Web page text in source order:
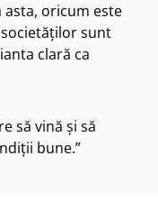
asta, oricum este
sunt
clară ca
să vină și să
bune.”